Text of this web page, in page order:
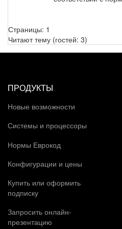
Страницы: 1
Читают тему (гостей: 3)
ПРОДУКТЫ
Новые возможности
Системы и процессоры
Нормы Еврокод
Конфигурации и цены
Купить или оформить
подписку
Запросить онлайн-
презентацию